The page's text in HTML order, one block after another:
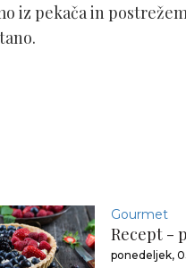
pekača in
Gourmet
Recept -
ponedeljek,